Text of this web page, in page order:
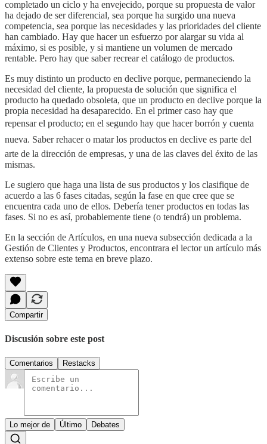
completado un ciclo y ha envejecido, porque su propuesta de valor
ha dejado de ser diferencial, sea porque ha surgido una nueva
competencia, sea porque las necesidades y las prioridades del cliente
han cambiado. Hay que hacer un esfuerzo por alargar su vida al
máximo, si es posible, y si mantiene un volumen de mercado
rentable. Pero hay que saber recrear el catálogo de productos.
Es muy distinto un producto en declive porque, permaneciendo la
necesidad del cliente, la propuesta de solución que significa el
producto ha quedado obsoleta, que un producto en declive porque la
propia necesidad ha desaparecido. En el primer caso hay que
repensar el producto; en el segundo hay que hacer borrón y cuenta
nueva. Saber rehacer o matar los productos en declive es parte del
arte de la dirección de empresas, y una de las claves del éxito de las
mismas.
Le sugiero que haga una lista de sus productos y los clasifique de
acuerdo a las 6 fases citadas, según la fase en que cree que se
encuentra cada uno de ellos. Debería tener productos en todas las
fases. Si no es así, probablemente tiene (o tendrá) un problema.
En la sección de Artículos, en una nueva subsección dedicada a la
Gestión de Clientes y Productos, encontrara el lector un artículo más
extenso sobre este tema en breve plazo.
Compartir
Discusión sobre este post
Comentarios Restacks
Lo mejor de Último Debates